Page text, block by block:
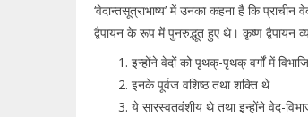
‘वेदान्तसूत्राभाष्य’ में उनका कहना है कि
द्वैपायन के रूप में पुनरुद्भूत हुए थे। कृष्ण द्वैपायन
इन्होंने वेदों को पृथक्-पृथक् वर्गों में
इनके पूर्वज वशिष्ठ तथा शक्ति थे
ये सारस्वतवंशीय थे तथा इन्होंने वेद-